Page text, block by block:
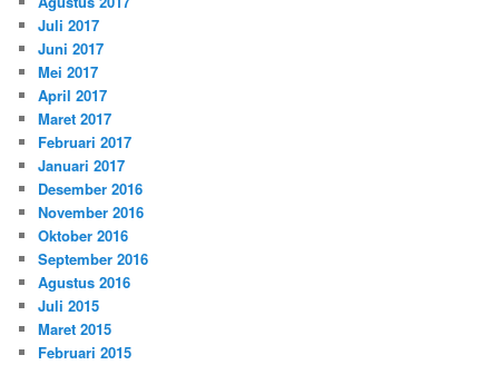
Juli 2017
Juni 2017
Mei 2017
April 2017
Maret 2017
Februari 2017
Januari 2017
Desember 2016
November 2016
Oktober 2016
September 2016
Agustus 2016
Juli 2015
Maret 2015
Februari 2015